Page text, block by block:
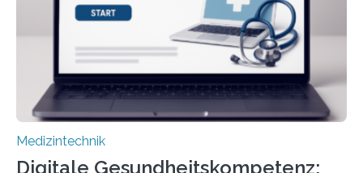
kann dadurch auch die Sprache des Körpers
einbeziehen, auf die Menschen keinen bewussten
Einfluss nehmen. Das eröffnet…
Medizintechnik
Digitale Gesundheitskompetenz: